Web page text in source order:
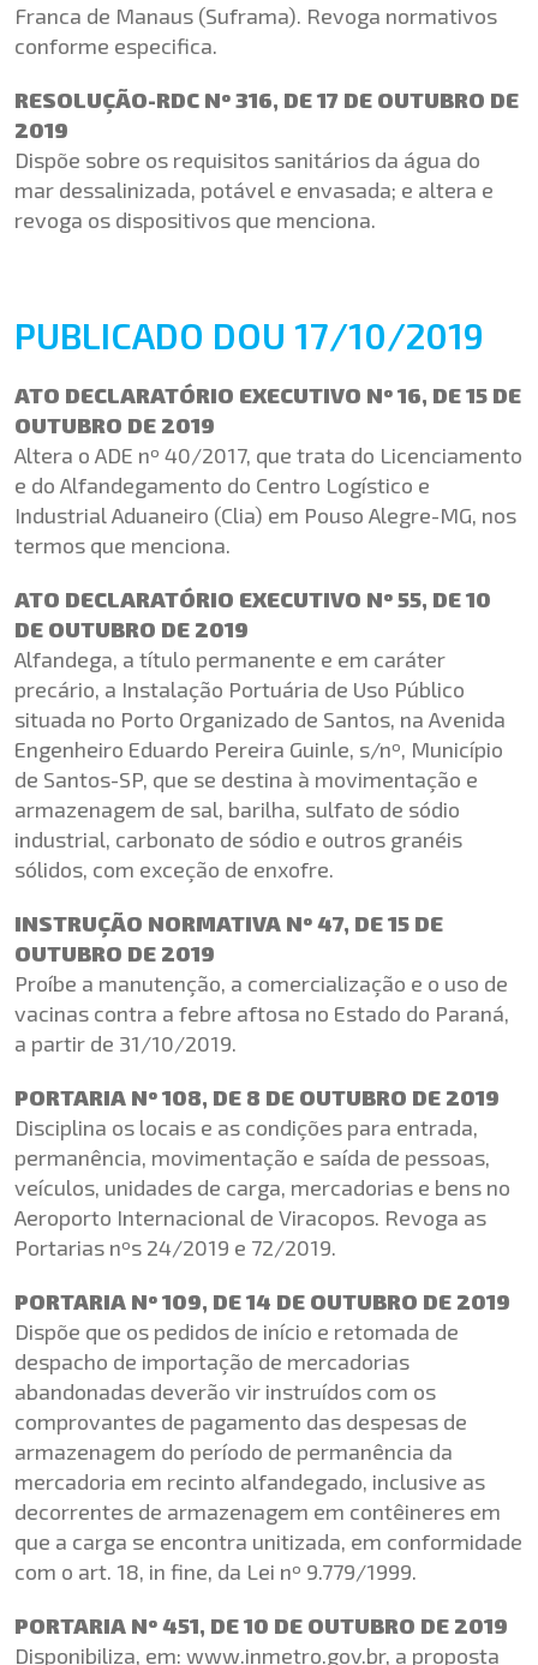
Franca de Manaus (Suframa). Revoga normativos
conforme especifica.
RESOLUÇÃO-RDC Nº 316, DE 17 DE OUTUBRO DE
2019
Dispõe sobre os requisitos sanitários da água do
mar dessalinizada, potável e envasada; e altera e
revoga os dispositivos que menciona.
PUBLICADO DOU 17/10/2019
ATO DECLARATÓRIO EXECUTIVO Nº 16, DE 15 DE
OUTUBRO DE 2019
Altera o ADE nº 40/2017, que trata do Licenciamento
e do Alfandegamento do Centro Logístico e
Industrial Aduaneiro (Clia) em Pouso Alegre-MG, nos
termos que menciona.
ATO DECLARATÓRIO EXECUTIVO Nº 55, DE 10
DE OUTUBRO DE 2019
Alfandega, a título permanente e em caráter
precário, a Instalação Portuária de Uso Público
situada no Porto Organizado de Santos, na Avenida
Engenheiro Eduardo Pereira Guinle, s/nº, Município
de Santos-SP, que se destina à movimentação e
armazenagem de sal, barilha, sulfato de sódio
industrial, carbonato de sódio e outros granéis
sólidos, com exceção de enxofre.
INSTRUÇÃO NORMATIVA Nº 47, DE 15 DE
OUTUBRO DE 2019
Proíbe a manutenção, a comercialização e o uso de
vacinas contra a febre aftosa no Estado do Paraná,
a partir de 31/10/2019.
PORTARIA Nº 108, DE 8 DE OUTUBRO DE 2019
Disciplina os locais e as condições para entrada,
permanência, movimentação e saída de pessoas,
veículos, unidades de carga, mercadorias e bens no
Aeroporto Internacional de Viracopos. Revoga as
Portarias nºs 24/2019 e 72/2019.
PORTARIA Nº 109, DE 14 DE OUTUBRO DE 2019
Dispõe que os pedidos de início e retomada de
despacho de importação de mercadorias
abandonadas deverão vir instruídos com os
comprovantes de pagamento das despesas de
armazenagem do período de permanência da
mercadoria em recinto alfandegado, inclusive as
decorrentes de armazenagem em contêineres em
que a carga se encontra unitizada, em conformidade
com o art. 18, in fine, da Lei nº 9.779/1999.
PORTARIA Nº 451, DE 10 DE OUTUBRO DE 2019
Disponibiliza, em: www.inmetro.gov.br, a proposta